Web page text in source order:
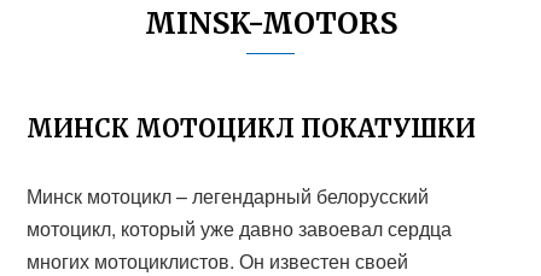
MINSK-MOTORS
МИНСК МОТОЦИКЛ ПОКАТУШКИ
Минск мотоцикл – легендарный белорусский
мотоцикл, который уже давно завоевал сердца
многих мотоциклистов. Он известен своей